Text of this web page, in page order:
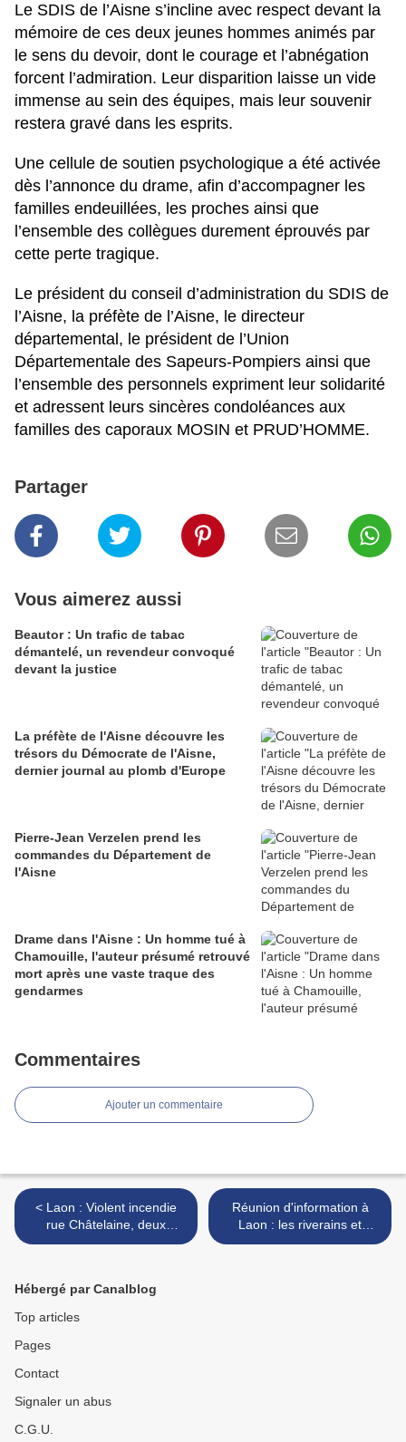
Le SDIS de l’Aisne s’incline avec respect devant la
mémoire de ces deux jeunes hommes animés par
le sens du devoir, dont le courage et l’abnégation
forcent l’admiration. Leur disparition laisse un vide
immense au sein des équipes, mais leur souvenir
restera gravé dans les esprits.
Une cellule de soutien psychologique a été activée
dès l’annonce du drame, afin d’accompagner les
familles endeuillées, les proches ainsi que
l’ensemble des collègues durement éprouvés par
cette perte tragique.
Le président du conseil d’administration du SDIS de
l’Aisne, la préfète de l’Aisne, le directeur
départemental, le président de l’Union
Départementale des Sapeurs-Pompiers ainsi que
l’ensemble des personnels expriment leur solidarité
et adressent leurs sincères condoléances aux
familles des caporaux MOSIN et PRUD’HOMME.
Partager
Vous aimerez aussi
Beautor : Un trafic de tabac
démantelé, un revendeur convoqué
devant la justice
La préfète de l'Aisne découvre les
trésors du Démocrate de l'Aisne,
dernier journal au plomb d'Europe
Pierre-Jean Verzelen prend les
commandes du Département de
l'Aisne
Drame dans l'Aisne : Un homme tué à
Chamouille, l'auteur présumé retrouvé
mort après une vaste traque des
gendarmes
Commentaires
Ajouter un commentaire
< Laon : Violent incendie
rue Châtelaine, deux
sapeurs-pompiers portés
Réunion d'information à
Laon : les riverains et
commerçants informés des
Hébergé par Canalblog
Top articles
Pages
Contact
Signaler un abus
C.G.U.